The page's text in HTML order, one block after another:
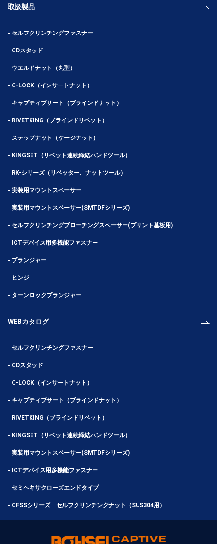
取扱製品
セルフクリンチングファスナー
CDスタッド
ウエルドナット（丸型）
C-LOCK（インサートナット）
キャプティブサート（ブラインドナット）
RIVETKING（ブラインドリベット）
ステップナット（ケージナット）
KINGSET（リベット連続締結ハンドツール）
RK-シリーズ（リベッター、ナットツール）
実装用マウントスペーサー
実装用マウントスペーサー(SMTDFシリーズ)
セルフクリンチングブローチングスペーサー(プリント基板用)
ICTデバイス用多機能ファスナー
プランジャー
ヒンジ
ターンロックプランジャー
WEBカタログ
セルフクリンチングファスナー
CDスタッド
C-LOCK（インサートナット）
キャプティブサート（ブラインドナット）
RIVETKING（ブラインドリベット）
KINGSET（リベット連続締結ハンドツール）
実装用マウントスペーサー(SMTDFシリーズ)
ICTデバイス用多機能ファスナー
セミヘキサクローズエンドタイプ
CFSSシリーズ セルフクリンチングナット（SUS304用）